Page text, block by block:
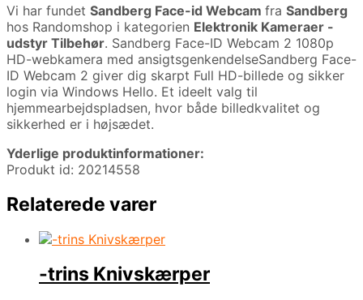
Vi har fundet Sandberg Face-id Webcam fra Sandberg
hos Randomshop i kategorien Elektronik Kameraer -
udstyr Tilbehør. Sandberg Face-ID Webcam 2 1080p
HD-webkamera med ansigtsgenkendelseSandberg Face-
ID Webcam 2 giver dig skarpt Full HD-billede og sikker
login via Windows Hello. Et ideelt valg til
hjemmearbejdspladsen, hvor både billedkvalitet og
sikkerhed er i højsædet.
Yderlige produktinformationer:
Produkt id: 20214558
Relaterede varer
-trins Knivskærper